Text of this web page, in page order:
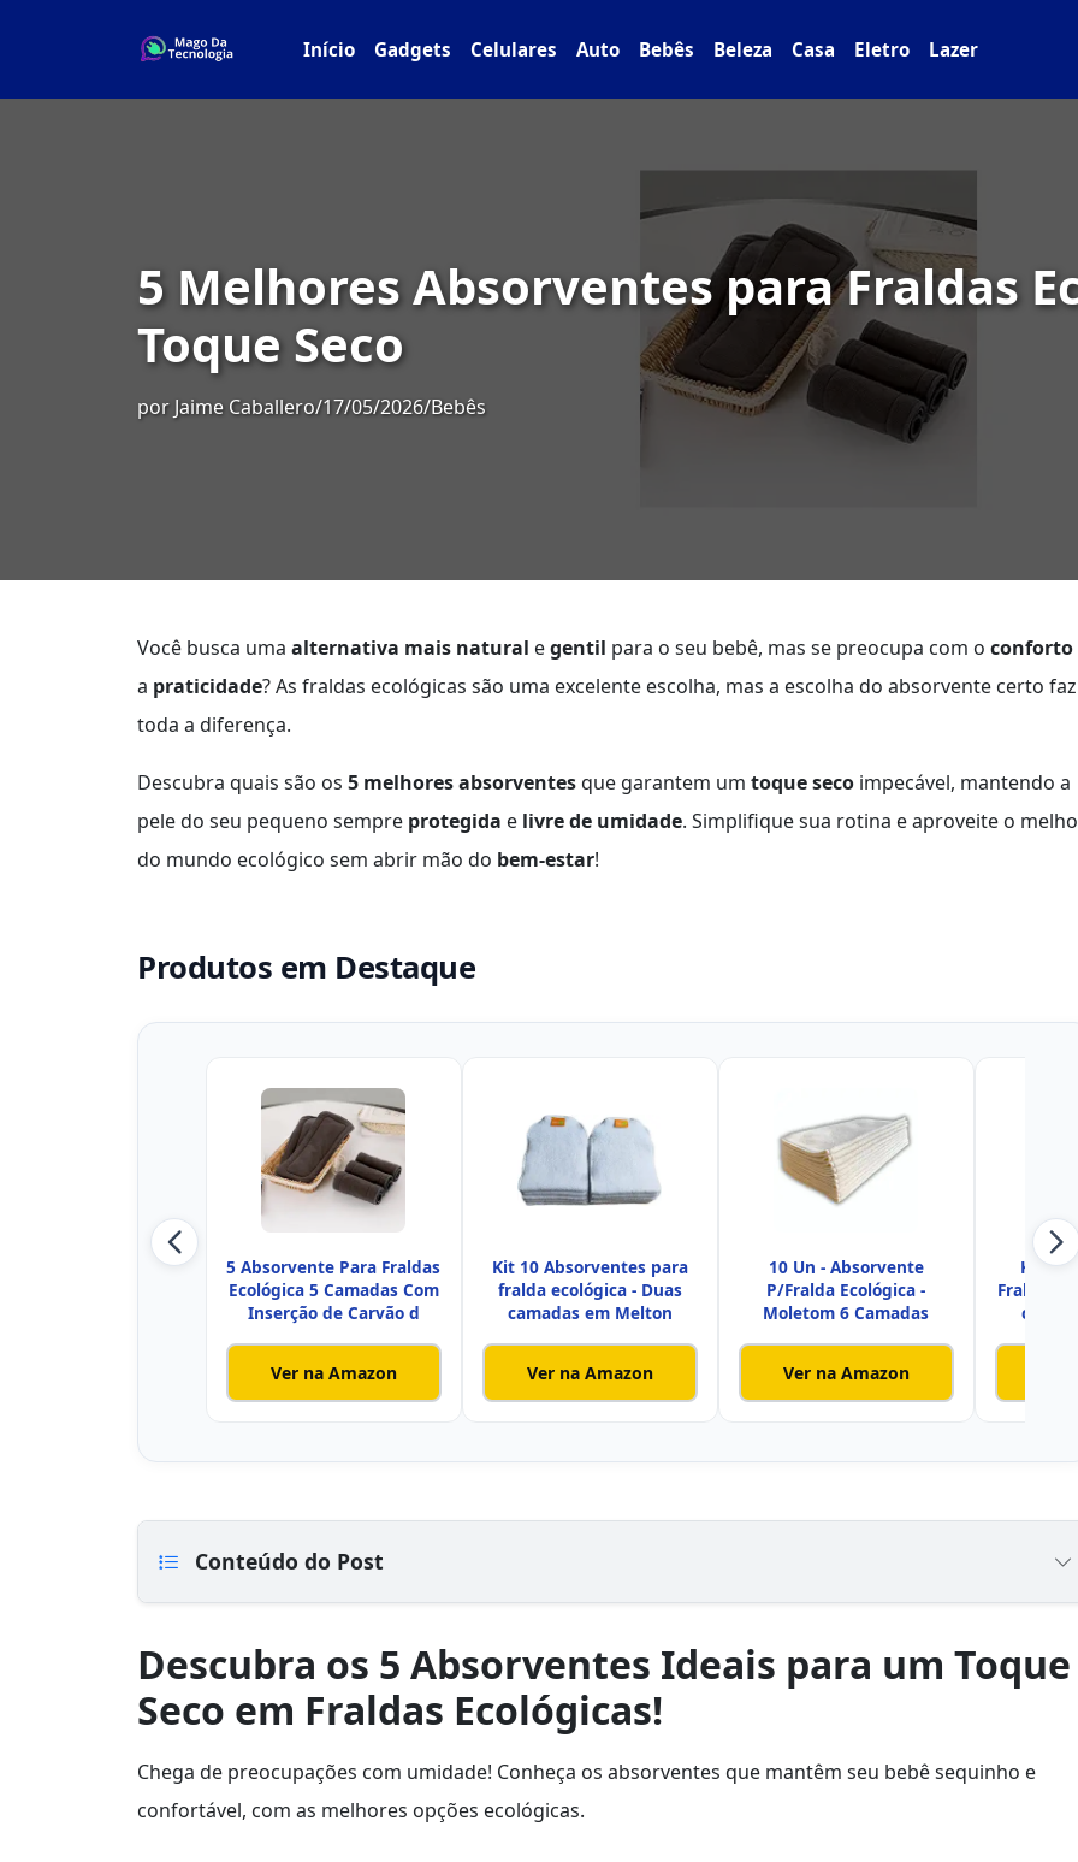
Início Gadgets Celulares Auto Bebês Beleza Casa Eletro Lazer
5 Melhores Absorventes para Fraldas
Toque Seco
por Jaime Caballero/17/05/2026/Bebês
Você busca uma alternativa mais natural egentil para o seu bebê, mas se preocupa com o conforto
a praticidade? As fraldas ecológicas são uma excelente escolha, mas a escolha do absorvente certo faz
toda a diferença.
Descubra quais são os 5 melhores absorventesque garantem um toque seco impecável, mantendo a
pele do seu pequeno sempre protegida e livre de umidade. Simplifique sua rotina e aproveite o
do mundo ecológico sem abrir mão do bem-estar!
Produtos em Destaque
5 Absorvente Para Fraldas
Ecológica 5 Camadas Com
Inserção de Carvão d
Ver na Amazon
Kit 10 Absorventes para
fralda ecológica - Duas
camadas em Melton
Ver na Amazon
10 Un - Absorvente
P/Fralda Ecológica -
Moletom 6 Camadas
Ver na Amazon
Kit
Fraldas
Conteúdo do Post
Descubra os 5 Absorventes Ideais para um Toque
Seco em Fraldas Ecológicas!
Chega de preocupações com umidade! Conheça os absorventes que mantêm seu bebê sequinho e
confortável, com as melhores opções ecológicas.